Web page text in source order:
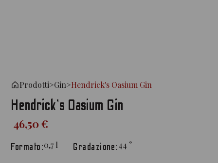
Prodotti>Gin>Hendrick's Oasium Gin
Hendrick's Oasium Gin
46,50 €
Formato:0,7 l Gradazione:44 °